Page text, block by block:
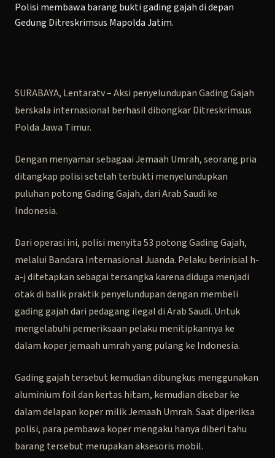
Polisi membawa barang bukti gading gajah di depan
Gedung Ditreskrimsus Mapolda Jatim.
SURABAYA, Lentaratv – Aksi penyelundupan Gading Gajah
berskala internasional berhasil dibongkar Ditreskrimsus
Polda Jawa Timur.
Dengan menyamar sebagaai Jemaah Umrah, seorang pria
ditangkap polisi setelah terbukti menyelundupkan
puluhan potong Gading Gajah, dari Arab Saudi ke
Indonesia.
Dari operasi ini, polisi menyita 53 potong Gading Gajah,
melalui Bandara Internasional Juanda. Pelaku berinisial h-
a-j ditetapkan sebagai tersangka karena diduga menjadi
otak di balik praktik penyelundupan dengan membeli
gading gajah dari pedagang ilegal di Arab Saudi. Untuk
mengelabuhi pemeriksaan pelaku menitipkannya ke
dalam koper jemaah umrah yang pulang ke Indonesia.
Gading gajah tersebut kemudian dibungkus menggunakan
aluminium foil dan kertas hitam, kemudian disebar ke
dalam delapan koper milik Jemaah Umrah. Saat diperiksa
polisi, para pembawa koper mengaku hanya diberi tahu
barang tersebut merupakan aksesoris mobil.